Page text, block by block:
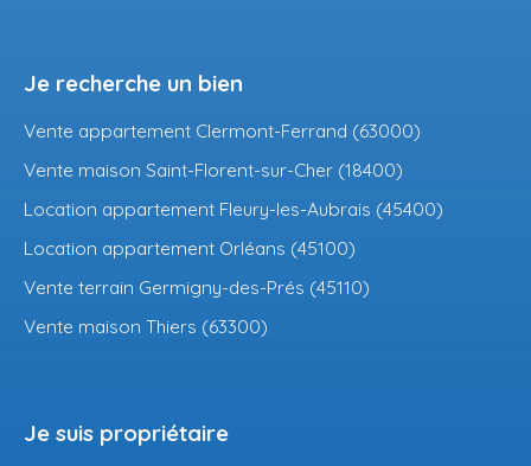
Je recherche un bien
Vente appartement Clermont-Ferrand (63000)
Vente maison Saint-Florent-sur-Cher (18400)
Location appartement Fleury-les-Aubrais (45400)
Location appartement Orléans (45100)
Vente terrain Germigny-des-Prés (45110)
Vente maison Thiers (63300)
Je suis propriétaire